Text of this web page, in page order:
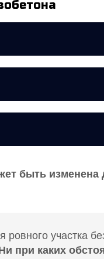
быть
участка
при каких